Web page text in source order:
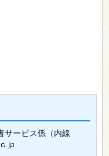
サービス係（内線